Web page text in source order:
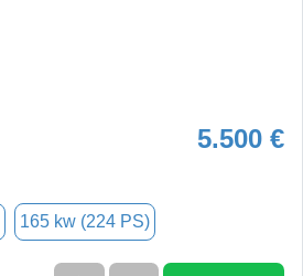
5.500 €
165 kw (224 PS)